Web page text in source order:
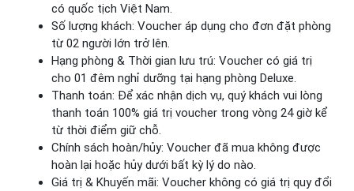
có quốc tịch Việt Nam.
Số lượng khách: Voucher áp dụng cho đơn đặt phòng
từ 02 người lớn trở lên.
Hạng phòng & Thời gian lưu trú: Voucher có giá trị
cho 01 đêm nghỉ dưỡng tại hạng phòng Deluxe.
Thanh toán: Để xác nhận dịch vụ, quý khách vui lòng
thanh toán 100% giá trị voucher trong vòng 24 giờ kể
từ thời điểm giữ chỗ.
Chính sách hoàn/hủy: Voucher đã mua không được
hoàn lại hoặc hủy dưới bất kỳ lý do nào.
Giá trị & Khuyến mãi: Voucher không có giá trị quy đổi